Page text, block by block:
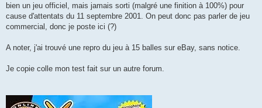
a
g
bien un jeu officiel, mais jamais sorti (malgré une finition à 100%) pour
cause d'attentats du 11 septembre 2001. On peut donc pas parler de jeu
commercial, donc je poste ici (?)
A noter, j'ai trouvé une repro du jeu à 15 balles sur eBay, sans notice.
Je copie colle mon test fait sur un autre forum.